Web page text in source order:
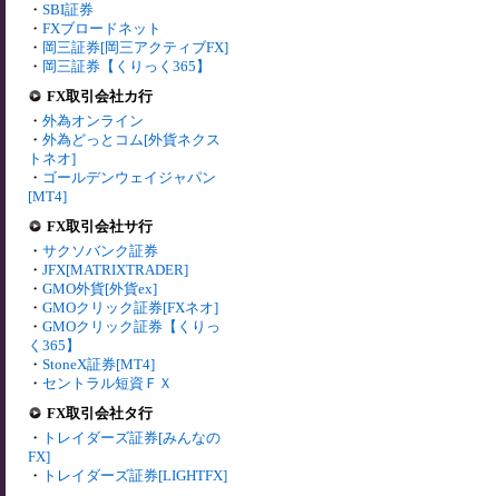
・ SBI証券
・ FXブロードネット
・ 岡三証券[岡三アクティブFX]
・ 岡三証券【くりっく365】
FX取引会社カ行
・ 外為オンライン
・ 外為どっとコム[外貨ネクス
トネオ]
・ ゴールデンウェイジャパン
[MT4]
FX取引会社サ行
・ サクソバンク証券
・ JFX[MATRIXTRADER]
・ GMO外貨[外貨ex]
・ GMOクリック証券[FXネオ]
・ GMOクリック証券【くりっ
く365】
・ StoneX証券[MT4]
・ セントラル短資ＦＸ
FX取引会社タ行
・ トレイダーズ証券[みんなの
FX]
・ トレイダーズ証券[LIGHTFX]